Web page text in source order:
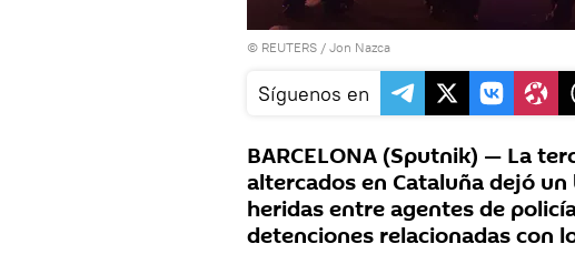
© REUTERS / Jon Nazca
Síguenos en
BARCELONA (Sputnik) — La
altercados en Cataluña dejó
heridas entre agentes de
detenciones relacionadas con